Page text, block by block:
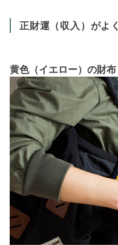
正財運（収入）がよ
黄色（イエロー）の財布